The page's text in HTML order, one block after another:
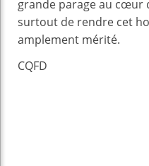
grande parage au cœur
surtout de rendre cet
amplement mérité.
CQFD